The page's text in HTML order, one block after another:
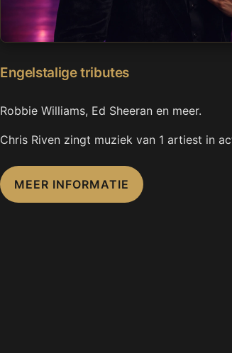
Engelstalige tributes
Robbie Williams, Ed Sheeran en meer.
Chris Riven zingt muziek van 1 artiest in
MEER INFORMATIE